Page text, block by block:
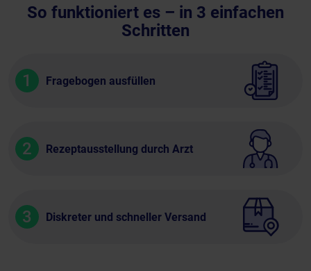
So funktioniert es – in 3 einfachen
Schritten
1 Fragebogen ausfüllen
2 Rezeptausstellung durch Arzt
3 Diskreter und schneller Versand